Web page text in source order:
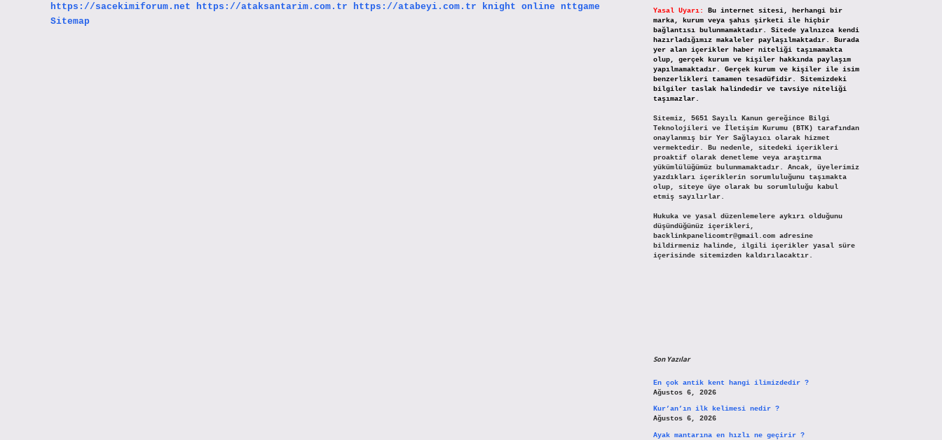
https://sacekimiforum.net https://ataksantarim.com.tr https://atabeyi.com.tr knight online nttgame
Sitemap
Yasal Uyarı:
Bu internet sitesi, herhangi bir
marka, kurum veya şahıs şirketi ile hiçbir
bağlantısı bulunmamaktadır. Sitede yalnızca kendi
hazırladığımız makaleler paylaşılmaktadır. Burada
yer alan içerikler haber niteliği taşımamakta
olup, gerçek kurum ve kişiler hakkında paylaşım
yapılmamaktadır. Gerçek kurum ve kişiler ile isim
benzerlikleri tamamen tesadüfidir. Sitemizdeki
bilgiler taslak halindedir ve tavsiye niteliği
taşımazlar.
Sitemiz, 5651 Sayılı Kanun gereğince Bilgi
Teknolojileri ve İletişim Kurumu (BTK) tarafından
onaylanmış bir Yer Sağlayıcı olarak hizmet
vermektedir. Bu nedenle, sitedeki içerikleri
proaktif olarak denetleme veya araştırma
yükümlülüğümüz bulunmamaktadır. Ancak, üyelerimiz
yazdıkları içeriklerin sorumluluğunu taşımakta
olup, siteye üye olarak bu sorumluluğu kabul
etmiş sayılırlar.
Hukuka ve yasal düzenlemelere aykırı olduğunu
düşündüğünüz içerikleri,
backlinkpanelicomtr@gmail.comadresine
bildirmeniz halinde, ilgili içerikler yasal süre
içerisinde sitemizden kaldırılacaktır.
Son Yazılar
En çok antik kent hangi ilimizdedir ?
Ağustos 6, 2026
Kur’an’ın ilk kelimesi nedir ?
Ağustos 6, 2026
Ayak mantarına en hızlı ne geçirir ?